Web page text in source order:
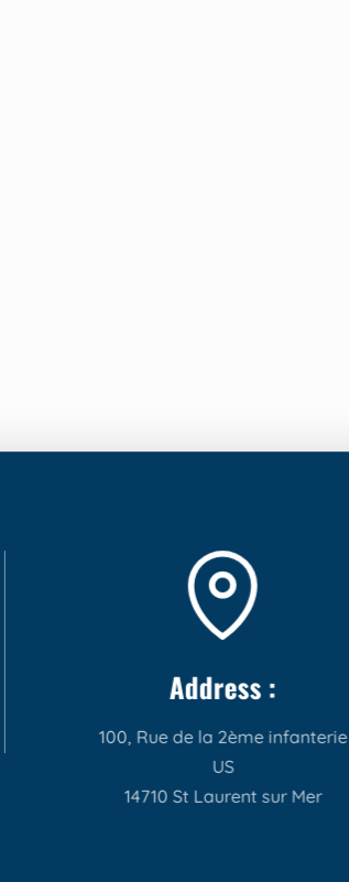
Address :
100, Rue de la 2ème infanterie
US
14710 St Laurent sur Mer